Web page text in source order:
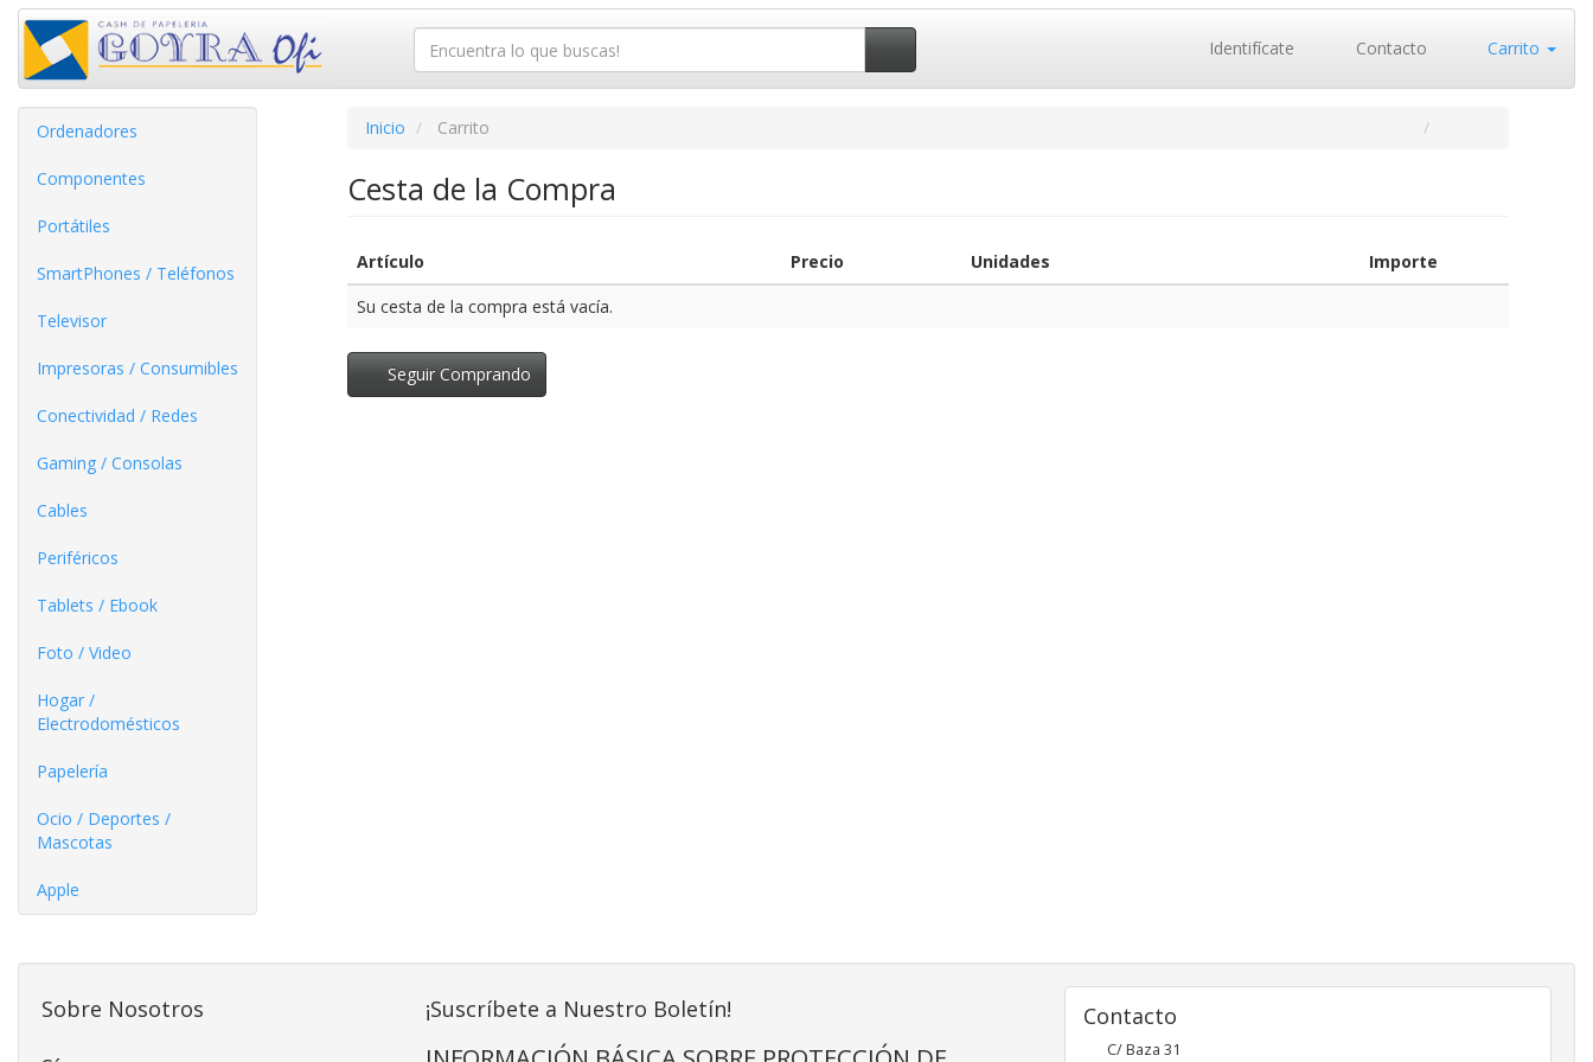
Identifícate Contacto Carrito
Ordenadores
Componentes
Portátiles
SmartPhones / Teléfonos
Televisor
Impresoras / Consumibles
Conectividad / Redes
Gaming / Consolas
Cables
Periféricos
Tablets / Ebook
Foto / Video
Hogar /
Electrodomésticos
Papelería
Ocio / Deportes /
Mascotas
Apple
Inicio Carrito
Cesta de la Compra
Artículo Precio Unidades
Importe
Su cesta de la compra está vacía.
Seguir Comprando
Sobre Nosotros ¡Suscríbete a Nuestro Boletín! Contacto
C/ Baza 31